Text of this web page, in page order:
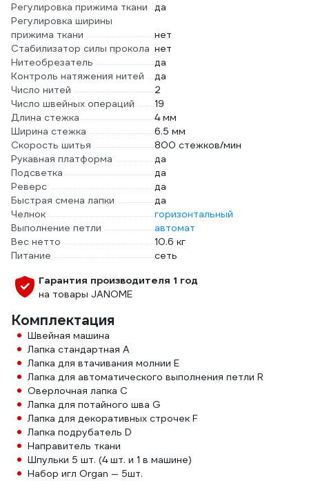
Регулировка прижима ткани
да
Регулировка ширины
прижима ткани
нет
Стабилизатор силы прокола нет
Нитеобрезатель
да
Контроль натяжения нитей
да
Число нитей
2
Число швейных операций
19
Длина стежка
4 мм
Ширина стежка
6.5 мм
Скорость шитья
800 стежков/мин
Рукавная платформа
да
Подсветка
да
Реверс
да
Быстрая смена лапки
да
Челнок
горизонтальный
Выполнение петли
автомат
Вес нетто
10.6 кг
Питание
сеть
Гарантия производителя 1 год
на товары JANOME
Комплектация
Швейная машина
Лапка стандартная A
Лапка для втачивания молнии Е
Лапка для автоматического выполнения петли R
Оверлочная лапка C
Лапка для потайного шва G
Лапка для декоративных строчек F
Лапка подрубатель D
Направитель ткани
Шпульки 5 шт. (4 шт. и 1 в машине)
Набор игл Organ — 5шт.